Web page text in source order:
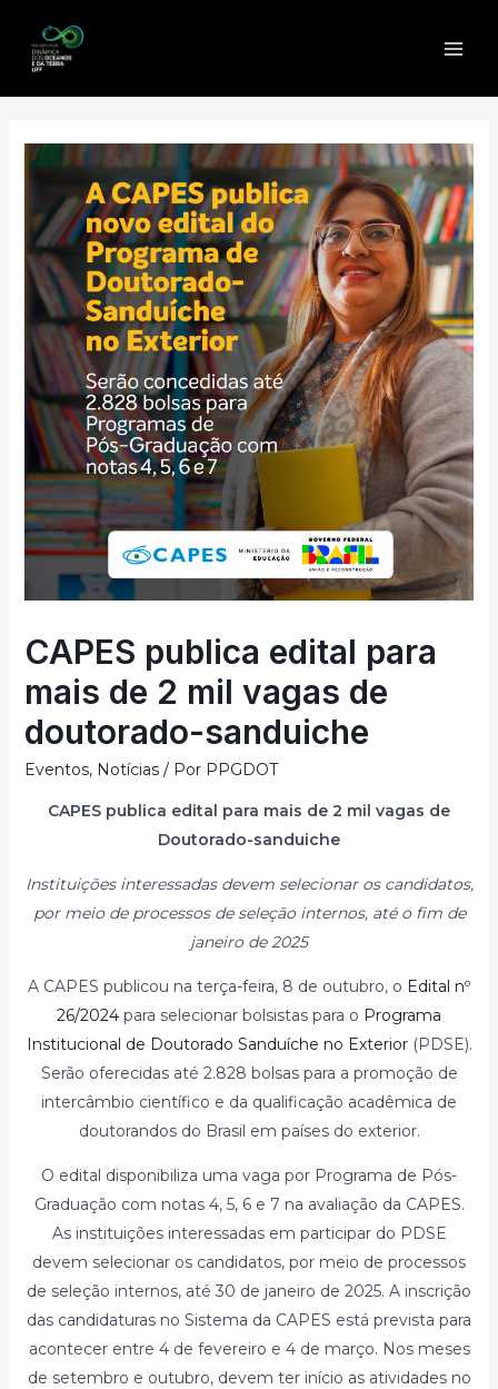
CAPES publica edital para
mais de 2 mil vagas de
doutorado-sanduiche
Eventos, Notícias/ Por PPGDOT
CAPES publica edital para mais de 2 mil vagas de
Doutorado-sanduiche
Instituições interessadas devem selecionar os candidatos,
por meio de processos de seleção internos, até o fim de
janeiro de 2025
A CAPES publicou na terça-feira, 8 de outubro, o Edital nº
26/2024 para selecionar bolsistas para o Programa
Institucional de Doutorado Sanduíche no Exterior(PDSE).
Serão oferecidas até 2.828 bolsas para a promoção de
intercâmbio científico e da qualificação acadêmica de
doutorandos do Brasil em países do exterior.
O edital disponibiliza uma vaga por Programa de Pós-
Graduação com notas 4, 5, 6 e 7 na avaliação da CAPES.
As instituições interessadas em participar do PDSE
devem selecionar os candidatos, por meio de processos
de seleção internos, até 30 de janeiro de 2025. A inscrição
das candidaturas no Sistema da CAPES está prevista para
acontecer entre 4 de fevereiro e 4 de março. Nos meses
de setembro e outubro, devem ter início as atividades no